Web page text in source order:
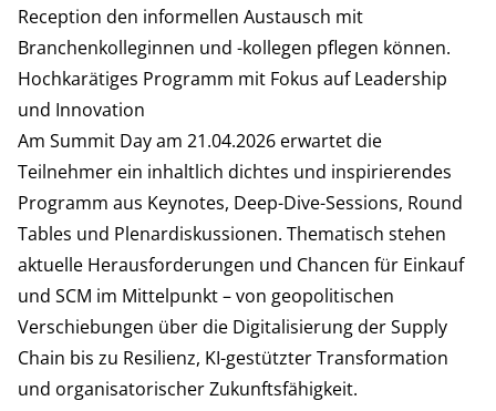
Reception den informellen Austausch mit
Branchenkolleginnen und -kollegen pflegen können.
Hochkarätiges Programm mit Fokus auf Leadership
und Innovation
Am Summit Dayam 21.04.2026 erwartet die
Teilnehmer ein inhaltlich dichtes und inspirierendes
Programm aus Keynotes, Deep-Dive-Sessions, Round
Tables und Plenardiskussionen. Thematisch stehen
aktuelle Herausforderungen und Chancen für Einkauf
und SCM im Mittelpunkt – von geopolitischen
Verschiebungen über die Digitalisierung der Supply
Chain bis zu Resilienz, KI-gestützter Transformation
und organisatorischer Zukunftsfähigkeit.